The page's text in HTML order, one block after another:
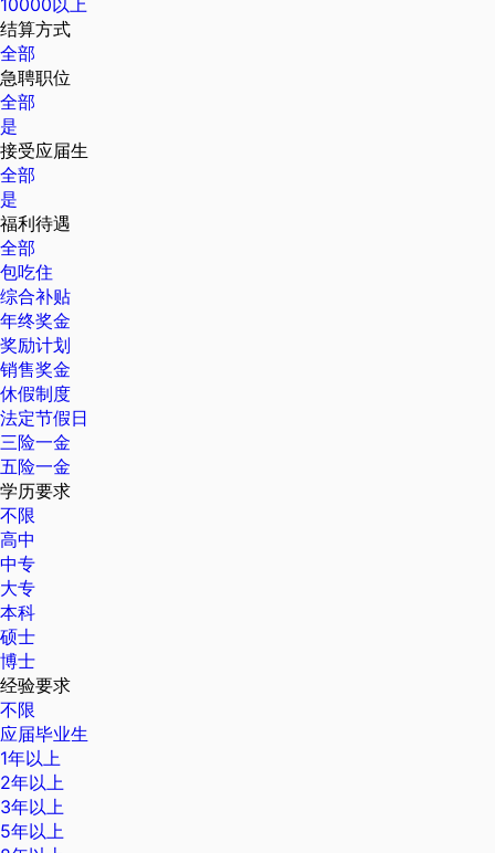
10000以上
结算方式
全部
急聘职位
全部
是
接受应届生
全部
是
福利待遇
全部
包吃住
综合补贴
年终奖金
奖励计划
销售奖金
休假制度
法定节假日
三险一金
五险一金
学历要求
不限
高中
中专
大专
本科
硕士
博士
经验要求
不限
应届毕业生
1年以上
2年以上
3年以上
5年以上